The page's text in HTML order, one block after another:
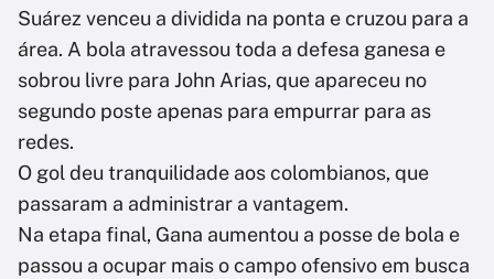
Suárez venceu a dividida na ponta e cruzou para a
área. A bola atravessou toda a defesa ganesa e
sobrou livre para John Arias, que apareceu no
segundo poste apenas para empurrar para as
redes.
O gol deu tranquilidade aos colombianos, que
passaram a administrar a vantagem.
Na etapa final, Gana aumentou a posse de bola e
passou a ocupar mais o campo ofensivo em busca